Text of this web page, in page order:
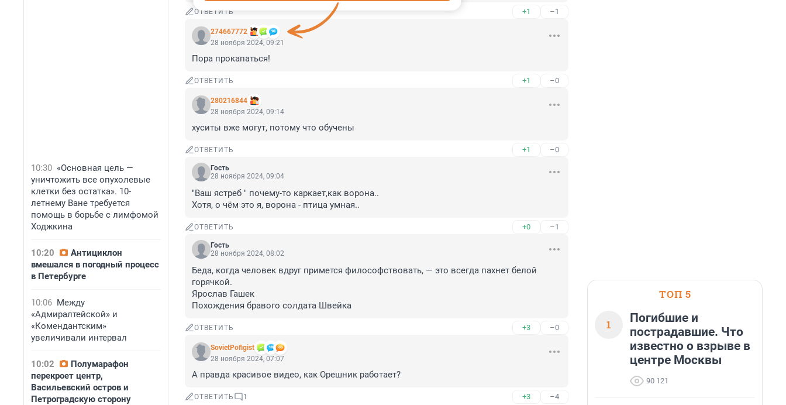
10:30 «Основная цель —
уничтожить все опухолевые
клетки без остатка». 10-
летнему Ване требуется
помощь в борьбе с лимфомой
Ходжкина
10:20
Антициклон
вмешался в погодный процесс
в Петербурге
10:06 Между
«Адмиралтейской» и
«Комендантским»
увеличивали интервал
10:02
Полумарафон
перекроет центр,
Васильевский остров и
Петроградскую сторону
ОТВЕТИТЬ +1 –1
274667772
28 ноября 2024, 09:21
Пора прокапаться!
ОТВЕТИТЬ +1 –0
280216844
28 ноября 2024, 09:14
хуситы вже могут, потому что обучены
ОТВЕТИТЬ +1 –0
Гость
28 ноября 2024, 09:04
"Ваш ястреб " почему-то каркает,как ворона..
Хотя, о чём это я, ворона - птица умная..
ОТВЕТИТЬ +0 –1
Гость
28 ноября 2024, 08:02
Беда, когда человек вдруг примется философствовать, — это всегда пахнет белой
горячкой.
Ярослав Гашек
Похождения бравого солдата Швейка
ОТВЕТИТЬ +3 –0
SovietPofigist
28 ноября 2024, 07:07
А правда красивое видео, как Орешник работает?
ОТВЕТИТЬ 1 +3 –4
ТОП 5
1
Погибшие и
пострадавшие. Что
известно о взрыве в
центре Москвы
90 121